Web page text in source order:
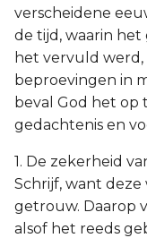
verscheidene
de tijd, waarin het
het vervuld
beproevingen in
beval God het op
gedachtenis en
1. De zekerheid
Schrijf, want
getrouw. Daarop
alsof het reeds